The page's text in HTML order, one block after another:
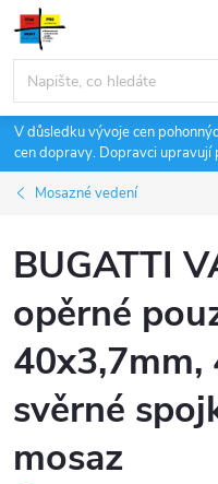
Přejít
obsah
V důsledku vývoje cen
cen dopravy. Dopravci upravují
Mosazné vedení
BUGATTI
opěrné
40x3,7mm,
svěrné
mosaz